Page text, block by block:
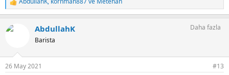
T
e
k
:
AbdullahK
Barista
Daha fazla
26 May 2021 #13